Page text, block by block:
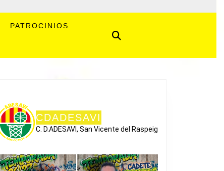
PATROCINIOS
CDADESAVI
C. D.ADESAVI, San Vicente del Raspeig